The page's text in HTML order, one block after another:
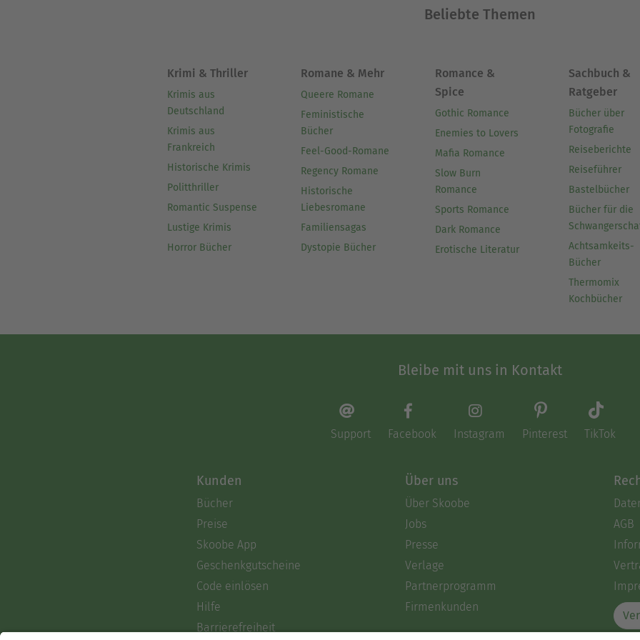
Beliebte Themen
Krimi & Thriller
Krimis aus
Deutschland
Krimis aus
Frankreich
Historische Krimis
Politthriller
Romantic Suspense
Lustige Krimis
Horror Bücher
Romane & Mehr
Queere Romane
Feministische
Bücher
Feel-Good-Romane
Regency Romane
Historische
Liebesromane
Familiensagas
Dystopie Bücher
Romance &
Spice
Gothic Romance
Enemies to Lovers
Mafia Romance
Slow Burn
Romance
Sports Romance
Dark Romance
Erotische Literatur
Sachbuch &
Ratgeber
Bücher über
Fotografie
Reiseberichte
Reiseführer
Bastelbücher
Bücher für die
Achtsamkeits-
Bücher
Thermomix
Kochbücher
Bleibe mit uns in Kontakt
Support Facebook Instagram Pinterest TikTok
Kunden
Bücher
Preise
Skoobe App
Geschenkgutscheine
Code einlösen
Hilfe
Barrierefreiheit
Über uns
Über Skoobe
Jobs
Presse
Verlage
Partnerprogramm
Firmenkunden
AGB